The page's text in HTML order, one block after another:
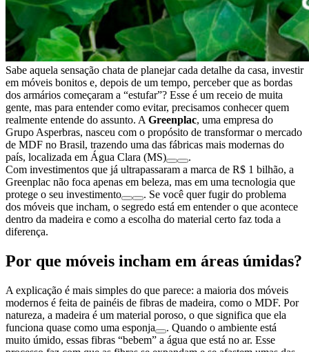
Sabe aquela sensação chata de planejar cada detalhe da casa, investir
em móveis bonitos e, depois de um tempo, perceber que as bordas
dos armários começaram a “estufar”? Esse é um receio de muita
gente, mas para entender como evitar, precisamos conhecer quem
realmente entende do assunto. A Greenplac, uma empresa do
Grupo Asperbras, nasceu com o propósito de transformar o mercado
de MDF no Brasil, trazendo uma das fábricas mais modernas do
país, localizada em Água Clara (MS)
.
Com investimentos que já ultrapassaram a marca de R$ 1 bilhão, a
Greenplac não foca apenas em beleza, mas em uma tecnologia que
protege o seu investimento
. Se você quer fugir do problema
dos móveis que incham, o segredo está em entender o que acontece
dentro da madeira e como a escolha do material certo faz toda a
diferença.
Por que móveis incham em áreas úmidas?
A explicação é mais simples do que parece: a maioria dos móveis
modernos é feita de painéis de fibras de madeira, como o MDF. Por
natureza, a madeira é um material poroso, o que significa que ela
funciona quase como uma esponja
. Quando o ambiente está
muito úmido, essas fibras “bebem” a água que está no ar. Esse